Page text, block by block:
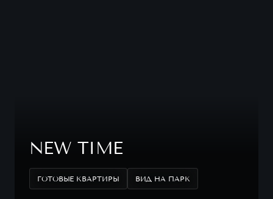
NEW TIME
ГОТОВЫЕ КВАРТИРЫ ВИД НА ПАРК